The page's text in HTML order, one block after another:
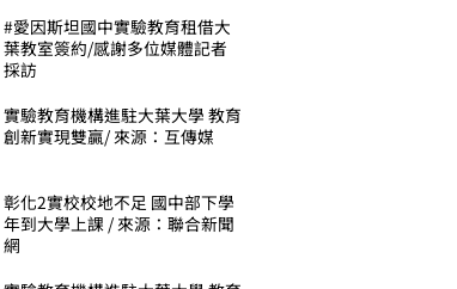
#愛因斯坦國中實驗教育租借大
葉教室簽約/感謝多位媒體記者
採訪
實驗教育機構進駐大葉大學 教育
創新實現雙贏/ 來源：互傳媒
彰化2實校校地不足 國中部下學
年到大學上課 / 來源：聯合新聞
網